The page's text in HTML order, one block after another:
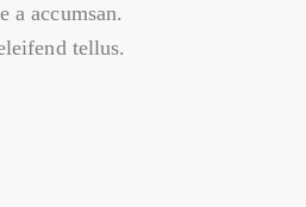
a accumsan.
tellus.